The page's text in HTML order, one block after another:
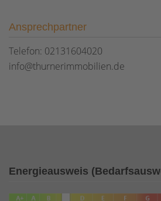
Ansprechpartner
Telefon: 02131604020
info@thurnerimmobilien.de
Energieausweis